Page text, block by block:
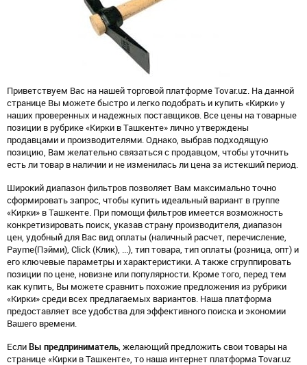
Приветствуем Вас на нашей торговой платформе Tovar.uz. На данной
странице Вы можете быстро и легко подобрать и купить «Кирки» у
наших проверенных и надежных поставщиков. Все цены на товарные
позиции в рубрике «Кирки в Ташкенте» лично утверждены
продавцами и производителями. Однако, выбрав подходящую
позицию, Вам желательно связаться с продавцом, чтобы уточнить
есть ли товар в наличии и не изменилась ли цена за истекший период.
Широкий диапазон фильтров позволяет Вам максимально точно
сформировать запрос, чтобы купить идеальный вариант в группе
«Кирки» в Ташкенте. При помощи фильтров имеется возможность
конкретизировать поиск, указав страну производителя, диапазон
цен, удобный для Вас вид оплаты (наличный расчет, перечисление,
Payme(Пэйми), Click (Клик), ...), тип товара, тип оплаты (розница, опт) и
его ключевые параметры и характеристики. А также сгруппировать
позиции по цене, новизне или популярности. Кроме того, перед тем
как купить, Вы можете сравнить похожие предложения из рубрики
«Кирки» среди всех предлагаемых вариантов. Наша платформа
предоставляет все удобства для эффективного поиска и экономии
Вашего времени.
Если Вы предприниматель , желающий предложить свои товары на
странице «Кирки в Ташкенте», то наша интернет платформа Tovar.uz